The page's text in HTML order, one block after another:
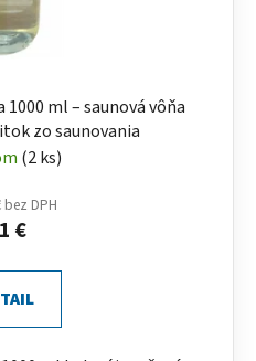
1000 ml – saunová vôňa
zo saunovania
(2 ks)
DPH
€